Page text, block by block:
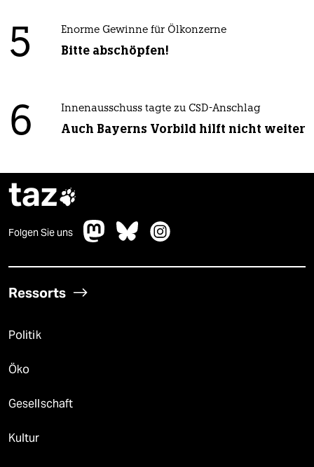
5 Enorme Gewinne für Ölkonzerne
Bitte abschöpfen!
6 Innenausschuss tagte zu CSD-Anschlag
Auch Bayerns Vorbild hilft nicht weiter
taz
Folgen Sie uns
Ressorts
Politik
Öko
Gesellschaft
Kultur